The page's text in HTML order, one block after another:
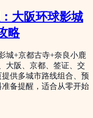
大阪环球影城
略
城+京都古寺+奈良小鹿
大阪、京都、签证、交
供多城市路线组合、预
备提醒，适合从零开始